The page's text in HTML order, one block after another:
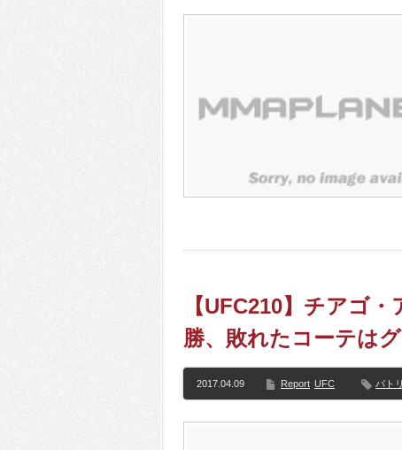
【UFC210】チアゴ
勝、敗れたコーテは
2017.04.09 Report UFC パト